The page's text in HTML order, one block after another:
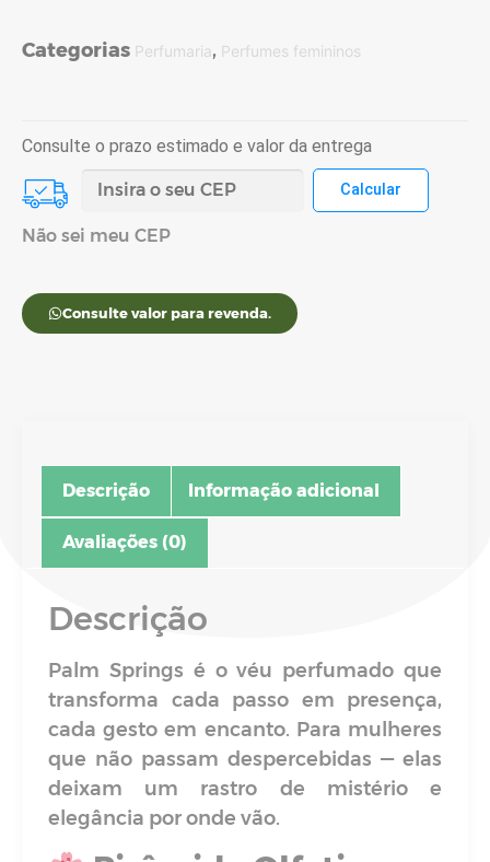
Categorias Perfumaria, Perfumes femininos
Consulte o prazo estimado e valor da entrega
Não sei meu CEP
Consulte valor para revenda.
Descrição Informação adicional
Avaliações (0)
Descrição
Palm Springs é o véu perfumado que
transforma cada passo em presença,
cada gesto em encanto. Para mulheres
que não passam despercebidas — elas
deixam um rastro de mistério e
elegância por onde vão.